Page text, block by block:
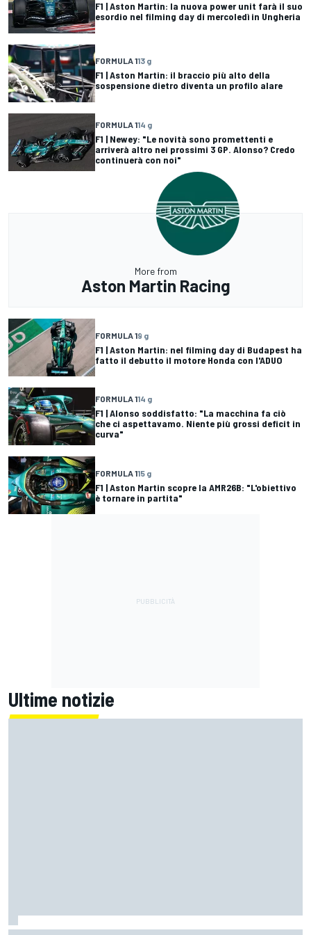
F1 | Aston Martin: la nuova power unit farà il suo
esordio nel filming day di mercoledì in Ungheria
FORMULA 113 g
F1 | Aston Martin: il braccio più alto della
sospensione dietro diventa un profilo alare
FORMULA 114 g
F1 | Newey: "Le novità sono promettenti e
arriverà altro nei prossimi 3 GP. Alonso? Credo
continuerà con noi"
More from
Aston Martin Racing
FORMULA 19 g
F1 | Aston Martin: nel filming day di Budapest ha
fatto il debutto il motore Honda con l'ADUO
FORMULA 114 g
F1 | Alonso soddisfatto: "La macchina fa ciò
che ci aspettavamo. Niente più grossi deficit in
curva"
FORMULA 115 g
F1 | Aston Martin scopre la AMR26B: "L'obiettivo
è tornare in partita"
Ultime notizie